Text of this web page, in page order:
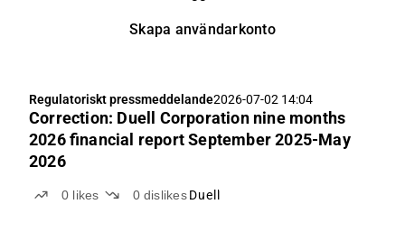
Skapa användarkonto
Regulatoriskt pressmeddelande2026-07-02 14:04
Correction: Duell Corporation nine months
2026 financial report September 2025-May
2026
0 likes 0 dislikes Duell